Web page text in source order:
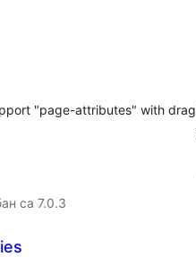
"page-attributes" with drag
са 7.0.3